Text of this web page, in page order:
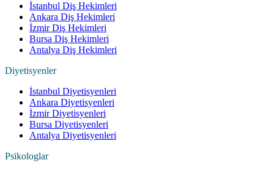
İstanbul Diş Hekimleri
Ankara Diş Hekimleri
İzmir Diş Hekimleri
Bursa Diş Hekimleri
Antalya Diş Hekimleri
Diyetisyenler
İstanbul Diyetisyenleri
Ankara Diyetisyenleri
İzmir Diyetisyenleri
Bursa Diyetisyenleri
Antalya Diyetisyenleri
Psikologlar